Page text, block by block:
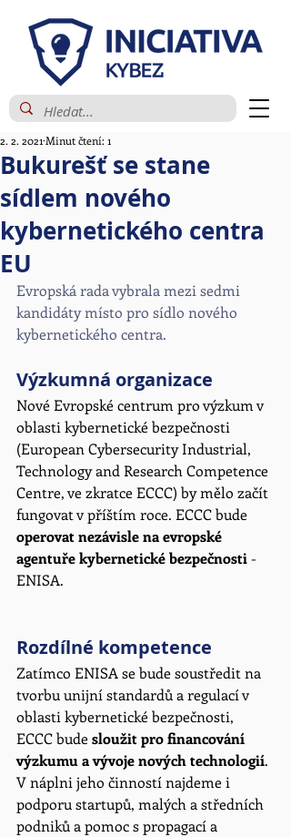
Bukurešť se stane
sídlem nového
kybernetického centra
EU
2. 2. 2021 Minut čtení: 1
Evropská rada vybrala mezi sedmi
kandidáty místo pro sídlo nového
kybernetického centra.
Výzkumná organizace
Nové Evropské centrum pro výzkum v
oblasti kybernetické bezpečnosti
(European Cybersecurity Industrial,
Technology and Research Competence
Centre, ve zkratce ECCC) by mělo začít
fungovat v příštím roce. ECCC bude
operovat nezávisle na evropské
agentuře kybernetické bezpečnosti -
ENISA.
Rozdílné kompetence
Zatímco ENISA se bude soustředit na
tvorbu unijní standardů a regulací v
oblasti kybernetické bezpečnosti,
ECCC bude sloužit pro financování
výzkumu a vývoje nových technologií.
V náplni jeho činností najdeme i
podporu startupů, malých a středních
podniků a pomoc s propagací a